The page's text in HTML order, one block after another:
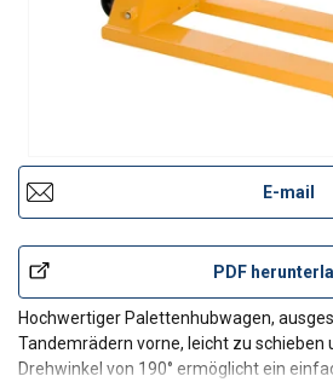
E-mail
PDF
Hochwertiger Palettenhubwagen,
Tandemrädern vorne, leicht zu schieben
Drehwinkel von 190° ermöglicht ein